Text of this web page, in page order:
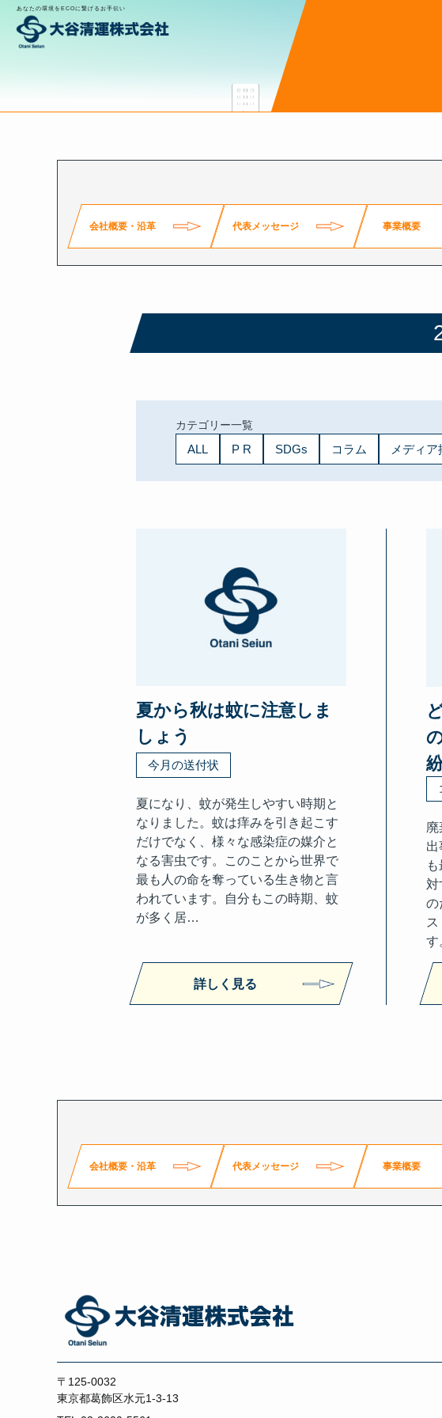
あなたの環境をECOに繋げるお手伝い
News
ニ
Re-Creation
会社概要・沿革 代表メッセージ 事業概要
カテゴリー一覧
ALL P R SDGs コラム メディ
夏から秋は蚊に注意しま
しょう
今月の送付状
夏になり、蚊が発生しやすい時期と
なりました。蚊は痒みを引き起こす
だけでなく、様々な感染症の媒介と
なる害虫です。このことから世界で
最も人の命を奪っている生き物と言
われています。自分もこの時期、蚊
が多く居…
詳しく見る
廃
出
対
の
会社概要・沿革 代表メッセージ 事業概要
〒125-0032
東京都葛飾区水元1-3-13